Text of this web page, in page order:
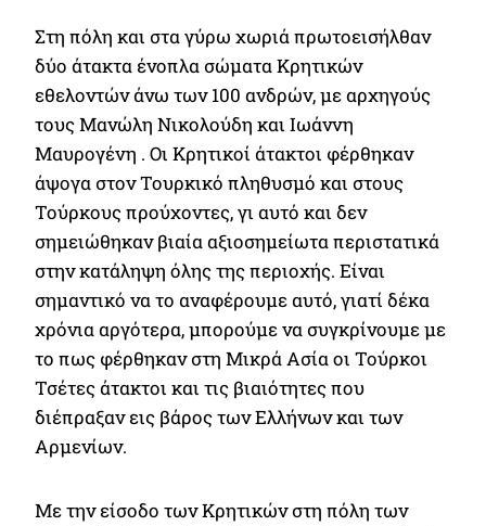
Στη πόλη και στα γύρω χωριά πρωτοεισήλθαν
δύο άτακτα ένοπλα σώματα Κρητικών
εθελοντών άνω των 100 ανδρών, με αρχηγούς
τους Μανώλη Νικολούδη και Ιωάννη
Μαυρογένη . Οι Κρητικοί άτακτοι φέρθηκαν
άψογα στον Τουρκικό πληθυσμό και στους
Τούρκους προύχοντες, γι αυτό και δεν
σημειώθηκαν βιαία αξιοσημείωτα περιστατικά
στην κατάληψη όλης της περιοχής. Είναι
σημαντικό να το αναφέρουμε αυτό, γιατί δέκα
χρόνια αργότερα, μπορούμε να συγκρίνουμε με
το πως φέρθηκαν στη Μικρά Ασία οι Τούρκοι
Τσέτες άτακτοι και τις βιαιότητες που
διέπραξαν εις βάρος των Ελλήνων και των
Αρμενίων.
Με την είσοδο των Κρητικών στη πόλη των